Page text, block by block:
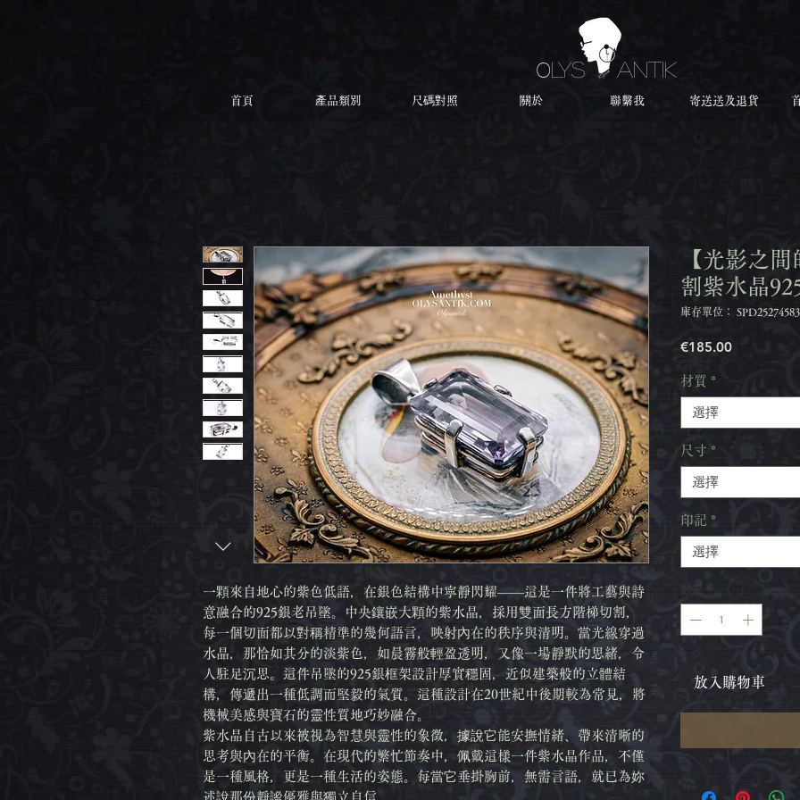
OLYS ANTIK
首頁 產品類別 尺碼對照 關於 聯繫我 寄送送及退貨
一顆來自地心的紫色低語，在銀色結構中寧靜閃耀——這是一件將工藝與詩
意融合的925銀老吊墜。中央鑲嵌大顆的紫水晶，採用雙面長方階梯切割，
每一個切面都以對稱精準的幾何語言，映射內在的秩序與清明。當光線穿過
水晶，那恰如其分的淡紫色，如晨霧般輕盈透明，又像一場靜默的思緒，令
人駐足沉思。這件吊墜的925銀框架設計厚實穩固，近似建築般的立體結
構，傳遞出一種低調而堅毅的氣質。這種設計在20世紀中後期較為常見，將
機械美感與寶石的靈性質地巧妙融合。
紫水晶自古以來被視為智慧與靈性的象徵，據說它能安撫情緒、帶來清晰的
思考與內在的平衡。在現代的繁忙節奏中，佩戴這樣一件紫水晶作品，不僅
是一種風格，更是一種生活的姿態。每當它垂掛胸前，無需言語，就已為妳
述說那份靜謐優雅與獨立自信。
【光影之
割紫水晶
庫存單位： SPD25274583
€185.00價
材質 *
選擇
尺寸 *
選擇
印記 *
選擇
數量 *
放入購物車